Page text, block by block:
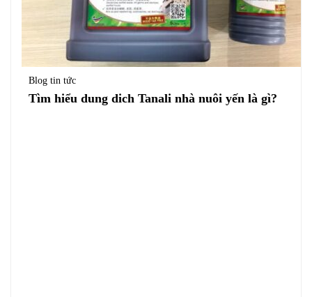
Blog tin tức
Tìm hiểu dung dich Tanali nhà nuôi yến là gì?